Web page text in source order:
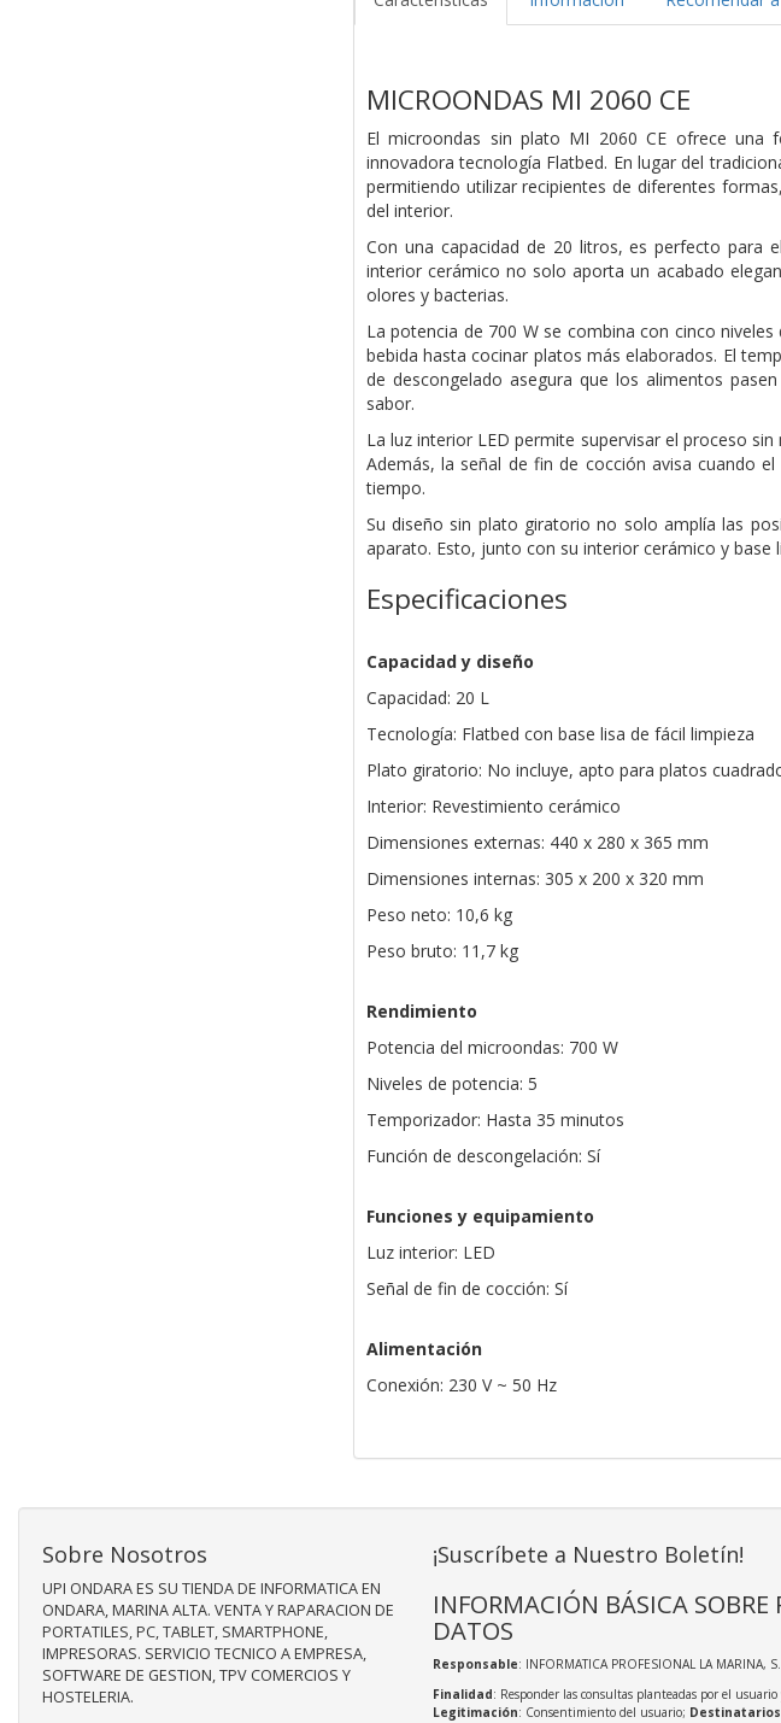
MICROONDAS MI 2060 CE
El microondas sin plato MI 2060 CE ofrece una
innovadora tecnología Flatbed. En lugar del
permitiendo utilizar recipientes de diferentes
del interior.
Con una capacidad de 20 litros, es perfecto para
interior cerámico no solo aporta un acabado
olores y bacterias.
La potencia de 700 W se combina con cinco
bebida hasta cocinar platos más elaborados. El
de descongelado asegura que los alimentos
sabor.
La luz interior LED permite supervisar el proceso
Además, la señal de fin de cocción avisa cuando
tiempo.
Su diseño sin plato giratorio no solo amplía las
aparato. Esto, junto con su interior cerámico y base
Especificaciones
Capacidad y diseño
Capacidad: 20 L
Tecnología: Flatbed con base lisa de fácil limpieza
Plato giratorio: No incluye, apto para platos
Interior: Revestimiento cerámico
Dimensiones externas: 440 x 280 x 365 mm
Dimensiones internas: 305 x 200 x 320 mm
Peso neto: 10,6 kg
Peso bruto: 11,7 kg
Rendimiento
Potencia del microondas: 700 W
Niveles de potencia: 5
Temporizador: Hasta 35 minutos
Función de descongelación: Sí
Funciones y equipamiento
Luz interior: LED
Señal de fin de cocción: Sí
Alimentación
Conexión: 230 V ~ 50 Hz
Sobre Nosotros
UPI ONDARA ES SU TIENDA DE INFORMATICA EN
ONDARA, MARINA ALTA. VENTA Y RAPARACION DE
PORTATILES, PC, TABLET, SMARTPHONE,
IMPRESORAS. SERVICIO TECNICO A EMPRESA,
SOFTWARE DE GESTION, TPV COMERCIOS Y
HOSTELERIA.
¡Suscríbete a Nuestro Boletín!
INFORMACIÓN BÁSICA SOBRE
DATOS
Responsable: INFORMATICA PROFESIONAL LA MARINA,
Finalidad: Responder las consultas planteadas por el
Legitimación: Consentimiento del usuario; Destinatarios